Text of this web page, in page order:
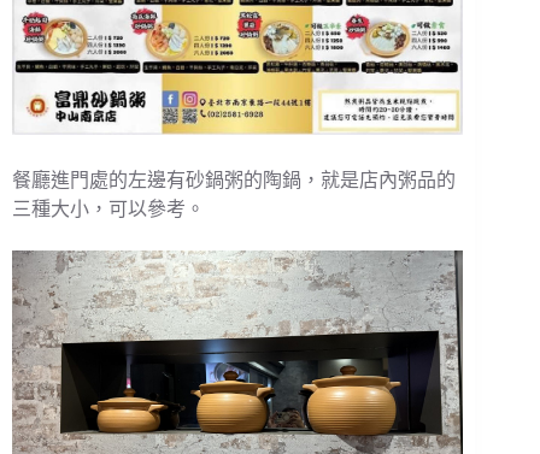
餐廳進門處的左邊有砂鍋粥的陶鍋，就是店內粥品的
三種大小，可以參考。